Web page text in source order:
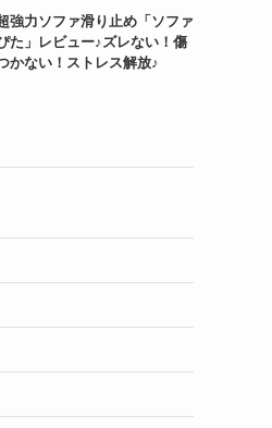
強力ソファ滑り止め「ソファ
た」レビュー♪ズレない！傷
かない！ストレス解放♪